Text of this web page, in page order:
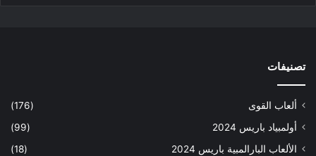
تصنيفات
ألعاب القوى
(176)
أولمبياد باريس 2024
(99)
الألعاب البارالمبية باريس 2024
(18)